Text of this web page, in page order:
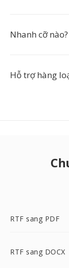
Nhanh cỡ nào?
Hỗ trợ hàng
RTF sang PDF
RTF sang DOCX